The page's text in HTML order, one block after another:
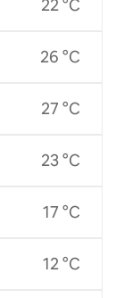
22 °C
26 °C
27 °C
23 °C
17 °C
12 °C